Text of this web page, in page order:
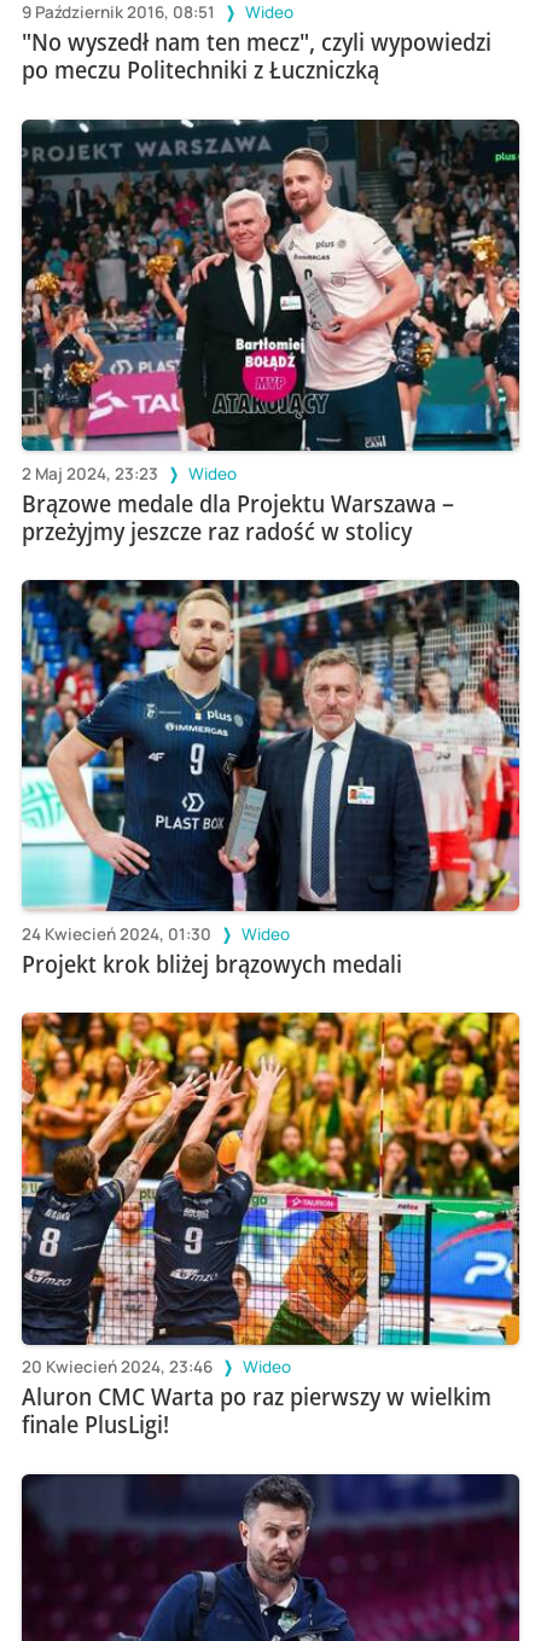
9 Październik 2016, 08:51 Wideo
"No wyszedł nam ten mecz", czyli wypowiedzi
po meczu Politechniki z Łuczniczką
2 Maj 2024, 23:23 Wideo
Brązowe medale dla Projektu Warszawa –
przeżyjmy jeszcze raz radość w stolicy
24 Kwiecień 2024, 01:30 Wideo
Projekt krok bliżej brązowych medali
20 Kwiecień 2024, 23:46 Wideo
Aluron CMC Warta po raz pierwszy w wielkim
finale PlusLigi!